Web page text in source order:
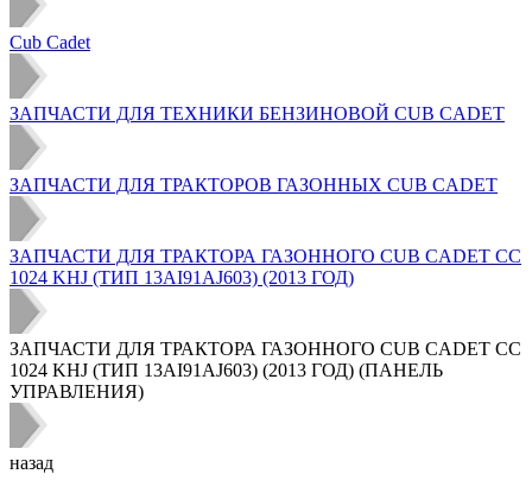
Cub Cadet
ЗАПЧАСТИ ДЛЯ ТЕХНИКИ БЕНЗИНОВОЙ CUB CADET
ЗАПЧАСТИ ДЛЯ ТРАКТОРОВ ГАЗОННЫХ CUB CADET
ЗАПЧАСТИ ДЛЯ ТРАКТОРА ГАЗОННОГО CUB CADET CC
1024 KHJ (ТИП 13AI91AJ603) (2013 ГОД)
ЗАПЧАСТИ ДЛЯ ТРАКТОРА ГАЗОННОГО CUB CADET CC
1024 KHJ (ТИП 13AI91AJ603) (2013 ГОД) (ПАНЕЛЬ
УПРАВЛЕНИЯ)
назад